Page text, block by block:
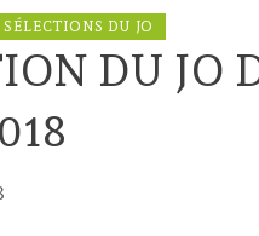
SÉLECTIONS DU JO
DU JO